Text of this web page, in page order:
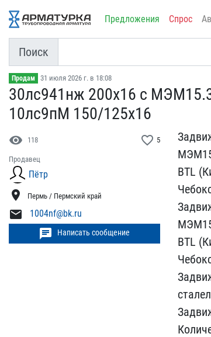
Предложения Спрос
Поиск
Продам 31 июля 2026 г. в 18:08
30лс941нж 200х16 с
10лс9пМ 150​/125х16
visibility 118 favorite_border 5
Продавец
Пётр
location_on Пермь / Пермский край
mail 1004nf@bk.ru
chat Написать сообщение
BTL
B​TL